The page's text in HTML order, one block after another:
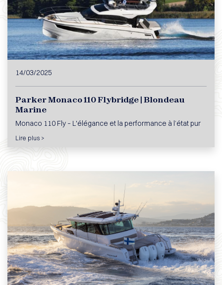
14/03/2025
Parker Monaco 110 Flybridge | Blondeau
Marine
Monaco 110 Fly – L'élégance et la performance à l’état pur
Lire plus >